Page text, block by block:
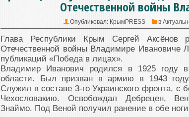
Отечественной войны
Опубликовал: КрымPRESS в
Глава Республики Крым Сергей Аксёнов
Отечественной войны Владимире Ивановиче
публикаций «Победа в лицах».
Владимир Иванович родился в 1925 году в
области. Был призван в армию в 1943
Служил в составе 3-го Украинского фронта,
Чехословакию. Освобождал Дебрецен,
Знаймо. Под Веной получил ранение в обе